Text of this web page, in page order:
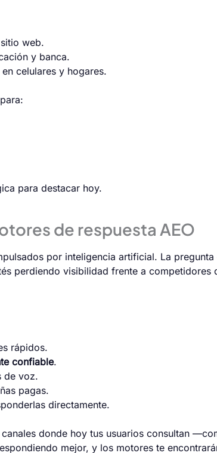
web.
y banca.
celulares y hogares.
para destacar hoy.
de respuesta AEO
por inteligencia artificial. La pregunta
perdiendo visibilidad frente a competidores
rápidos.
confiable.
de voz.
pagas.
directamente.
donde hoy tus usuarios consultan
mejor, y los motores te